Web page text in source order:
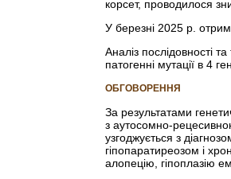
корсет, проводилося
У березні 2025 р.
Аналіз послідовності
патогенні мутації в 4
ОБГОВОРЕННЯ
За результатами
з ауто­сомно-
узгоджується з
гіпопаратиреозом і
алопецію, гіпоплазію